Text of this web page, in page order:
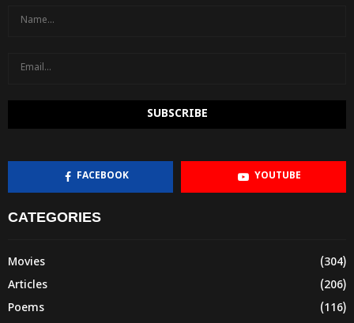
FACEBOOK YOUTUBE
CATEGORIES
Movies
(304)
Articles
(206)
Poems
(116)